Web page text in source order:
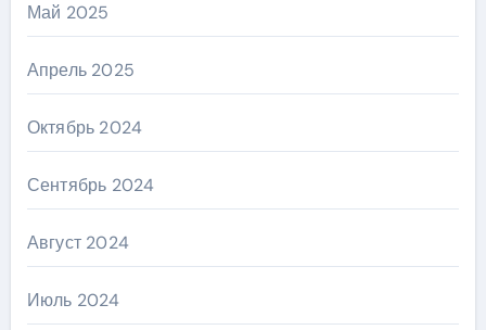
Май 2025
Апрель 2025
Октябрь 2024
Сентябрь 2024
Август 2024
Июль 2024